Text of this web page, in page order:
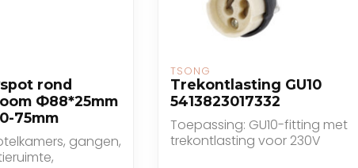
rond
Ф88*25mm
75mm
gangen,
TSONG
Trekontlasting GU10
5413823017332
Toepassing: GU10-fitting met
trekontlasting voor 230V